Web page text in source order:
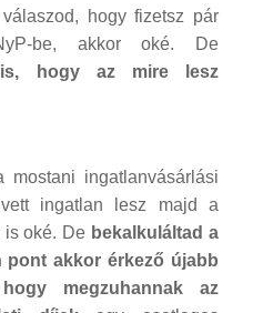
hogy fizetsz pár
be, akkor oké. De
is, hogy az mire lesz
ingatlanvásárlási
ingatlan lesz majd a
is oké. De bekalkuláltad a
pont akkor érkező újabb
megzuhannak az